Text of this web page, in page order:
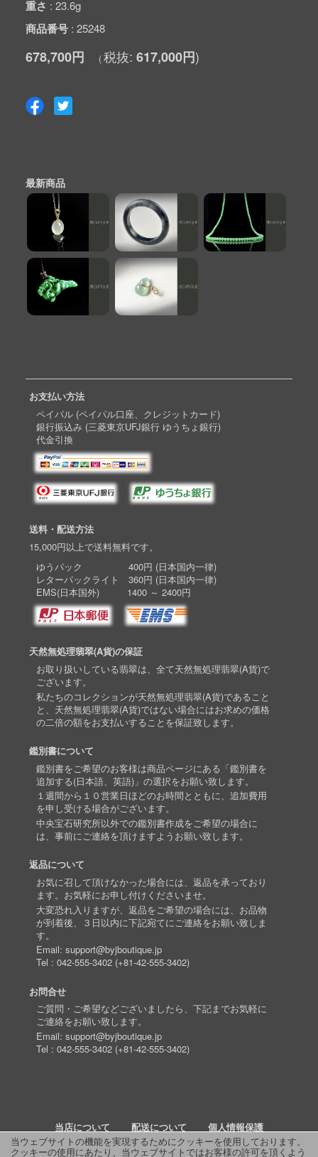
当ウェブサイトの機能を実現するためにクッキーを使用しております。
クッキーの使用にあたり、当ウェブサイトではお客様の許可を頂くよう
重さ 23.6g
商品番号 25248
678,700円 617,000円
最新商品
お支払い方法
ペイパル (ペイパル口座、クレジットカード)
銀行振込み (三菱東京UFJ銀行 ゆうちょ銀行)
代金引換
送料・配送方法
15,000円以上で送料無料です。
ゆうパック 400円 (日本国内一律)
レターパックライト 360円 (日本国内一律)
EMS(日本国外) 1400 ～ 2400円
天然無処理翡翠(A貨)の保証
お取り扱いしている翡翠は、全て天然無処理翡翠(A貨)で
ございます。
私たちのコレクションが天然無処理翡翠(A貨)であること
と、天然無処理翡翠(A貨)ではない場合にはお求めの価格
の二倍の額をお支払いすることを保証致します。
鑑別書について
鑑別書をご希望のお客様は商品ページにある「鑑別書を
追加する(日本語、英語)」の選択をお願い致します。
１週間から１０営業日ほどのお時間とともに、追加費用
を申し受ける場合がございます。
中央宝石研究所以外での鑑別書作成をご希望の場合に
は、事前にご連絡を頂けますようお願い致します。
返品について
お気に召して頂けなかった場合には、返品を承っており
ます。お気軽にお申し付けくださいませ。
大変恐れ入りますが、返品をご希望の場合には、お品物
が到着後、３日以内に下記宛てにご連絡をお願い致しま
す。
Email: support@byjboutique.jp
Tel : 042-555-3402(+81-42-555-3402)
お問合せ
ご質問・ご希望などございましたら、下記までお気軽に
ご連絡をお願い致します。
Email: support@byjboutique.jp
Tel : 042-555-3402(+81-42-555-3402)
当店について 配送について
個人情報保護
詳細検索
よくあるご質問 お問い合わせ RSS